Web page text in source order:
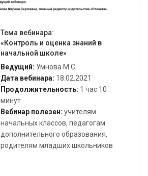
Тема вебинара:
«Контроль и оценка знаний в
начальной школе»
Ведущий: Умнова М.С.
Дата вебинара: 18.02.2021
Продолжительность: 1 час 10
минут
Вебинар полезен: учителям
начальных классов, педагогам
дополнительного образования,
родителям младших школьников